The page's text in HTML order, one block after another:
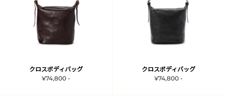
クロスボディバッグ
¥74,800 -
クロスボディバッグ
¥74,800 -